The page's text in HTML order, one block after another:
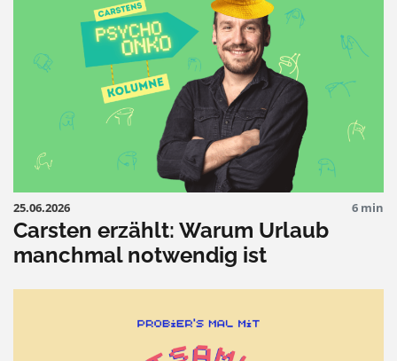
25.06.2026 6 min
Carsten erzählt: Warum Urlaub
manchmal notwendig ist